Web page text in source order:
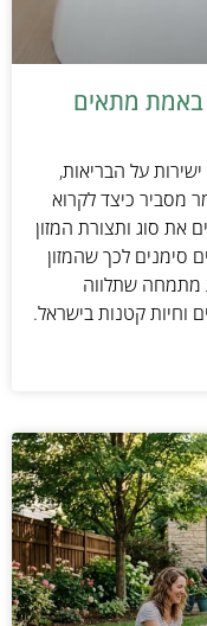
באמת מתאים
על הבריאות,
מסביר כיצד לקרוא
את סוג ותצורת המזון
סימנים לכך שהמזון
מתמחה שתלווה
וחיות קטנות בישראל.